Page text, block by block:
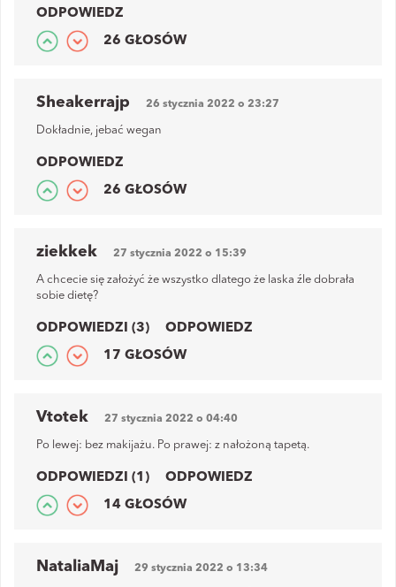
ODPOWIEDZ
26 GŁOSÓW
Sheakerrajp 26 stycznia 2022 o 23:27
Dokładnie, jebać wegan
ODPOWIEDZ
26 GŁOSÓW
ziekkek 27 stycznia 2022 o 15:39
A chcecie się założyć że wszystko dlatego że laska źle dobrała
sobie dietę?
ODPOWIEDZI (3) ODPOWIEDZ
17 GŁOSÓW
Vtotek 27 stycznia 2022 o 04:40
Po lewej: bez makijażu. Po prawej: z nałożoną tapetą.
ODPOWIEDZI (1) ODPOWIEDZ
14 GŁOSÓW
NataliaMaj 29 stycznia 2022 o 13:34